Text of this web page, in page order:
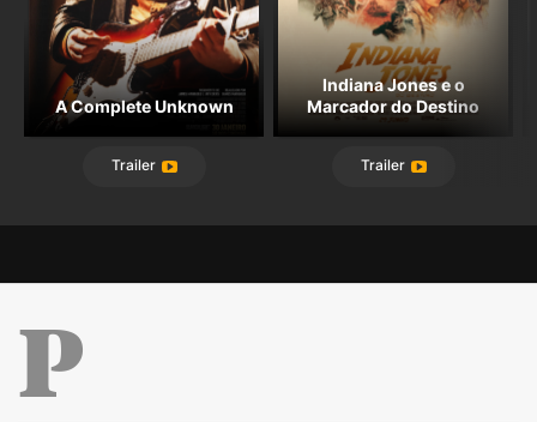
A Complete Unknown
Trailer
Indiana Jones e o
Marcador do Destino
Trailer